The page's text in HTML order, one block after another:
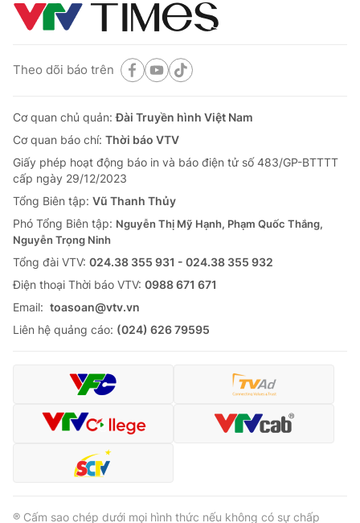
Theo dõi báo trên
Cơ quan chủ quản:Đài Truyền hình Việt Nam
Cơ quan báo chí: Thời báo VTV
Giấy phép hoạt động báo in và báo điện tử số 483/GP-BTTTT
cấp ngày 29/12/2023
Tổng Biên tập: Vũ Thanh Thủy
Phó Tổng Biên tập: Nguyễn Thị Mỹ Hạnh, Phạm Quốc Thắng,
Nguyễn Trọng Ninh
Tổng đài VTV: 024.38 355 931 - 024.38 355 932
Ðiện thoại Thời báo VTV: 0988 671 671
Email: toasoan@vtv.vn
Liên hệ quảng cáo: (024) 626 79595
® Cấm sao chép dưới mọi hình thức nếu không có sự chấp